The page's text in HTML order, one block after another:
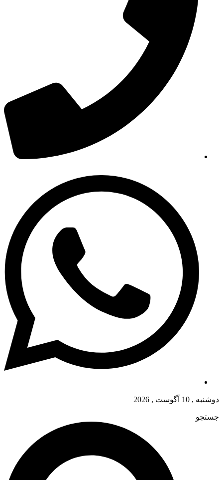
دوشنبه , 10 آگوست , 2026
جستجو